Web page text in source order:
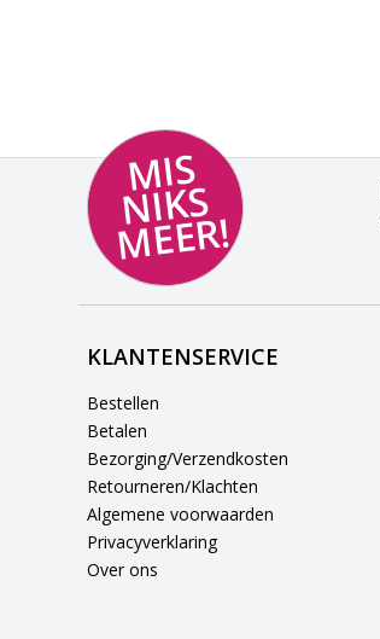
MI
S
NI
K
S
M
E
E
R!
KLANTENSERVICE
Bestellen
Betalen
Bezorging/Verzendkosten
Retourneren/Klachten
Algemene voorwaarden
Privacyverklaring
Over ons